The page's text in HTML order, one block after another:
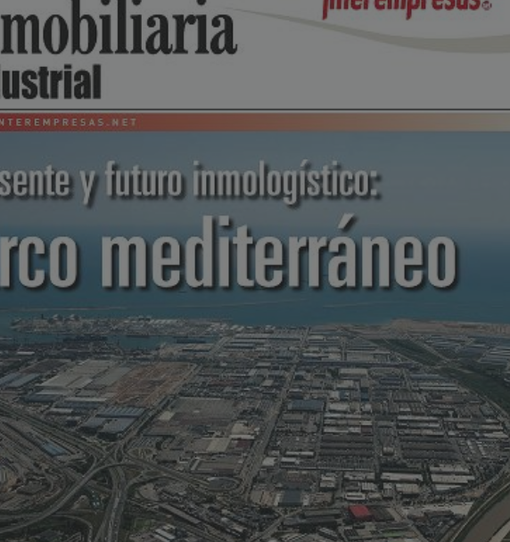
[ julio 2, 2026 ]
Nueva presidenta del Comité de Directores de WAN-IFRA
NOTICIAS
[ julio 2, 2026 ] ¿La búsqueda «zero-click» supone realmente una amenaza para el sector editorial?
NOTICIAS
[ julio 2, 2026 ] Cómo la APPEC acerca las revistas en catalán a más lectores
NOTICIAS
mínimo histórico
NOTICIAS
Con la IA como principal acceso a la información, la confianza y la credibilidad serán
el mayor activo de los medios.
NOTICIAS